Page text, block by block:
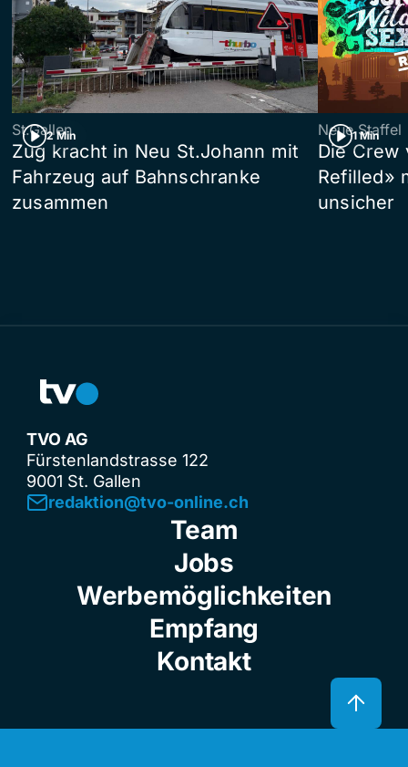
2 Min
St.Gallen
Zug kracht in Neu St.Johann mit
Fahrzeug auf Bahnschranke
zusammen
1 Min
Neue Staffel
Die Crew
Refilled»
unsicher
TVO AG
Fürstenlandstrasse 122
9001 St. Gallen
redaktion@tvo-online.ch
Team
Jobs
Werbemöglichkeiten
Empfang
Kontakt